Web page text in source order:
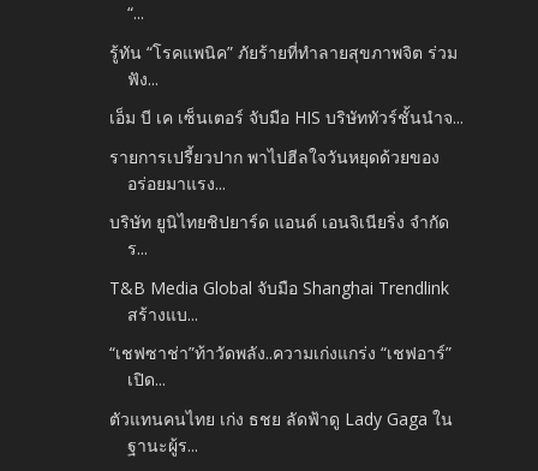
“...
รู้ทัน “โรคแพนิค” ภัยร้ายที่ทำลายสุขภาพจิต ร่วม
ฟัง...
เอ็ม บี เค เซ็นเตอร์ จับมือ HIS บริษัททัวร์ชั้นนำจ...
รายการเปรี้ยวปาก พาไปฮีลใจวันหยุดด้วยของ
อร่อยมาแรง...
บริษัท ยูนิไทยชิปยาร์ด แอนด์ เอนจิเนียริ่ง จำกัด
ร...
T&B Media Global จับมือ Shanghai Trendlink
สร้างแบ...
“เชฟซาช่า”ท้าวัดพลัง..ความเก่งแกร่ง “เชฟอาร์”
เปิด...
ตัวแทนคนไทย เก่ง ธชย ลัดฟ้าดู Lady Gaga ใน
ฐานะผู้ร...